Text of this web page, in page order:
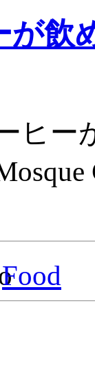
が飲
ヒー
Food